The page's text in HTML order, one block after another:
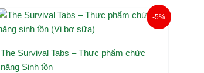
-5%
The Survival Tabs – Thực phẩm chức
năng Sinh tồn
Giá
gốc
là:
1.900.000 ₫.
Giá
là:
1.800.000 ₫.